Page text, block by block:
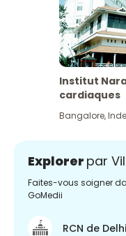
Institut
cardiaques
Bangalore,Inde
Explorer par
Faites-vous soigner
GoMedii
RCN de Delhi